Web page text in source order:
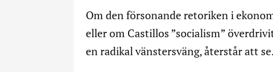
Om den försonande retoriken i
eller om Castillos ”socialism”
en radikal vänstersväng, återstår att